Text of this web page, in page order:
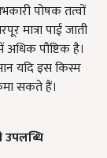
पोषक तत्वों
मात्रा पाई जाती
पौष्टिक है।
यदि इस किस्म
सकते हैं।
उपलब्धि